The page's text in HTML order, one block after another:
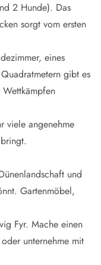
2 Hunde). Das
sorgt vom ersten
eines
gibt es
viele angenehme
und
Gartenmöbel,
Fyr. Mache einen
unternehme mit